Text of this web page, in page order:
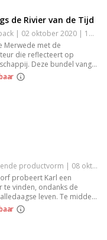
de Rivier van de Tijd
Nederlands | Paperback | 02 oktober 2020 | 160 pagina's | 9789087183721
Merwede met de
die reflecteert op
Deze bundel vangt
van Mackay,
van zijn eerdere werken,
centraal staan. Ideaal
Nederlands | Onbekende productvorm | 08 oktober 2018 | 32 pagina's | 9789087180768
probeert Karl een
te vinden, ondanks de
leven. Te midden
hij vreugde en
dorp veranderen. Een
vol hoop en